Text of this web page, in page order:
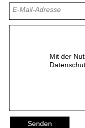
E-Mail-Adresse
Senden
Mit der Nutzung